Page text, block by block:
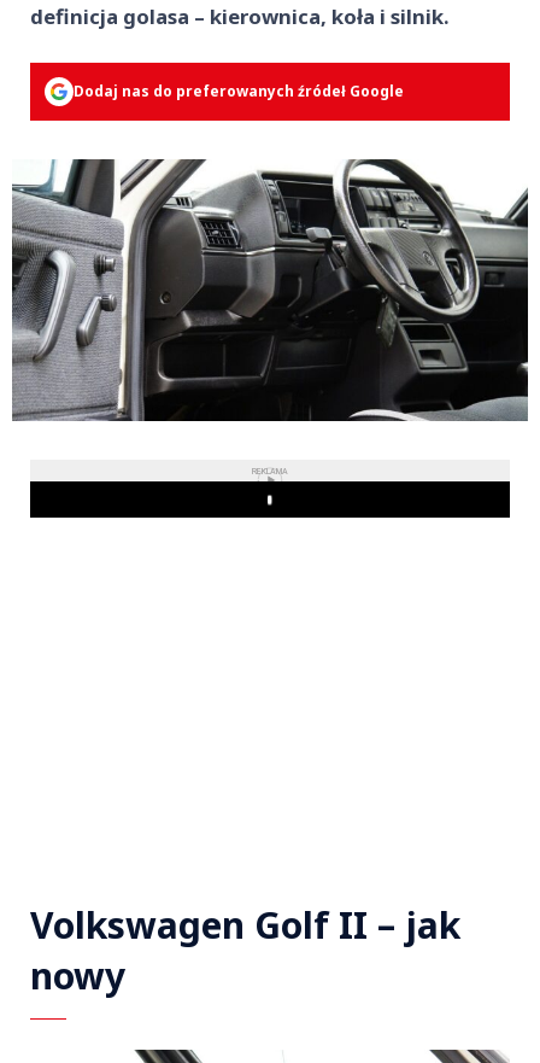
definicja golasa – kierownica, koła i silnik.
Dodaj nas do preferowanych źródeł Google
REKLAMA
Play
Volkswagen Golf II – jak
nowy